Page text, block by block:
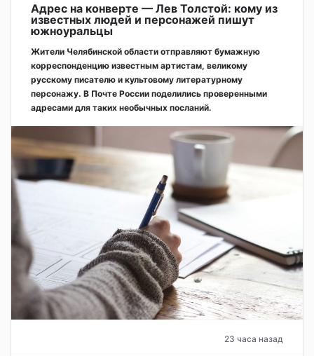
Адрес на конверте — Лев Толстой: кому из
известных людей и персонажей пишут
южноуральцы
Жители Челябинской области отправляют бумажную
корреспонденцию известным артистам, великому
русскому писателю и культовому литературному
персонажу. В Почте России поделились проверенными
адресами для таких необычных посланий.
23 часа назад